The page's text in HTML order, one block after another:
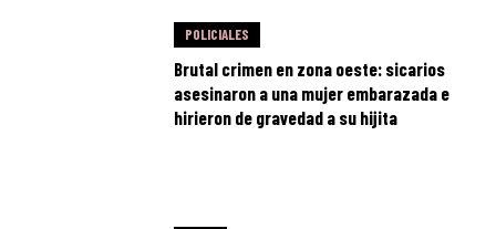
POLICIALES
Brutal crimen en zona oeste: sicarios
asesinaron a una mujer embarazada e
hirieron de gravedad a su hijita